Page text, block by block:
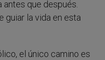
antes que después.
guiar la vida en esta
el único camino es